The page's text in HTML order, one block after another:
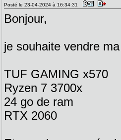
Posté le 23-04-2024 à 16:34:31
Bonjour,
je souhaite vendre
TUF GAMING x570
Ryzen 7 3700x
24 go de ram
RTX 2060